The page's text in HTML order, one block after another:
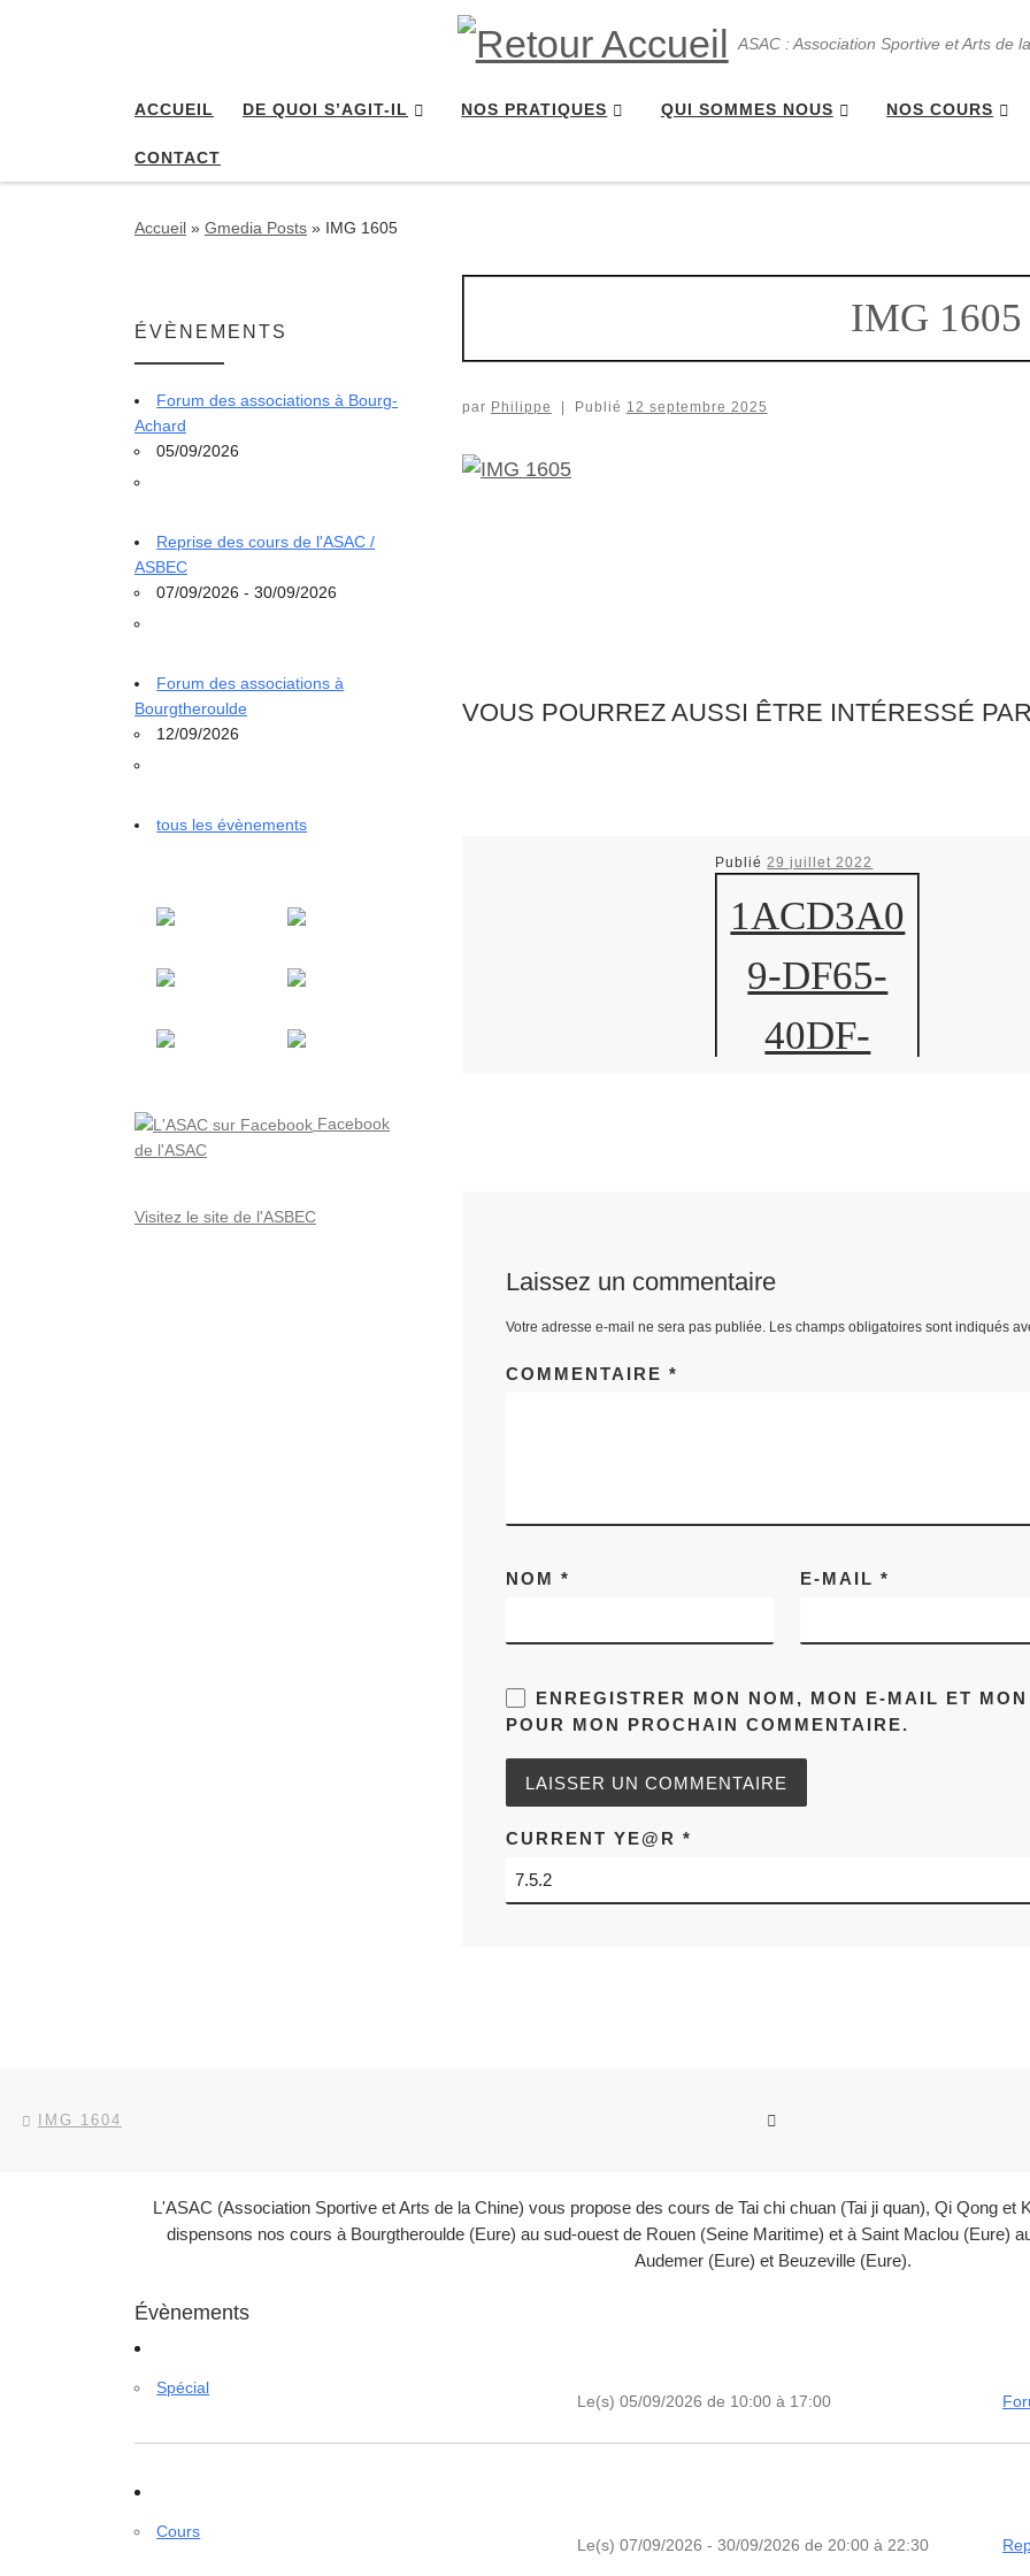
ASAC : Association Sportive et Arts de
ACCUEIL DE QUOI S’AGIT-IL NOS PRATIQUES QUI SOMMES NOUS NOS COURS
CONTACT
Accueil » Gmedia Posts » IMG 1605
IMG 1605
par Philippe Publié 12 septembre 2025
VOUS POURREZ AUSSI ÊTRE INTÉRESSÉ PAR
Publié29 juillet 2022
1ACD3A0
9-DF65-
40DF-
Laissez un commentaire
Votre adresse e-mail ne sera pas publiée. Les champs obligatoires sont indiqués
COMMENTAIRE *
NOM * E-MAIL *
ENREGISTRER MON NOM, MON E-MAIL ET
POUR MON PROCHAIN COMMENTAIRE.
CURRENT YE@R *
ÉVÈNEMENTS
Forum des associations à Bourg-
Achard
05/09/2026
Reprise des cours de l'ASAC /
ASBEC
07/09/2026 - 30/09/2026
Forum des associations à
Bourgtheroulde
12/09/2026
tous les évènements
Facebook
de l'ASAC
Visitez le site de l'ASBEC
Parcourir les articles
IMG 1604
L'ASAC (Association Sportive et Arts de la Chine) vous propose des cours de Tai chi chuan (Tai ji quan), Qi Qong et
dispensons nos cours à Bourgtheroulde (Eure) au sud-ouest de Rouen (Seine Maritime) et à Saint Maclou (Eure)
Audemer (Eure) et Beuzeville (Eure).
Évènements
Spécial
Le(s) 05/09/2026 de 10:00 à 17:00
Cours
Le(s) 07/09/2026 - 30/09/2026 de 20:00 à 22:30